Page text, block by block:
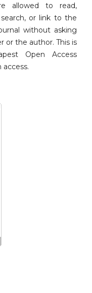
allowed to read,
or link to the
without asking
or the author. This is
Open Access